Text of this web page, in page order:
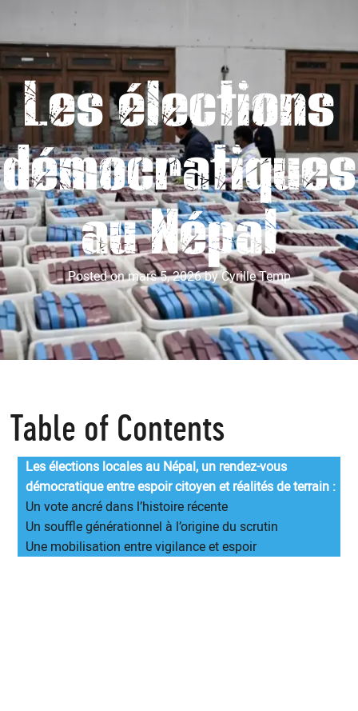
Les élections
démocratiques
au Népal
Posted onmars 5, 2026byCyrille Temp
Table of Contents
Les élections locales au Népal, un rendez-vous
démocratique entre espoir citoyen et réalités de terrain :
Un vote ancré dans l’histoire récente
Un souffle générationnel à l’origine du scrutin
Une mobilisation entre vigilance et espoir